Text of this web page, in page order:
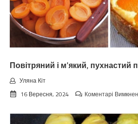
Повітряний і м’який, пухнастий
Уляна Кіт
16 Вересня, 2024
Коментарі